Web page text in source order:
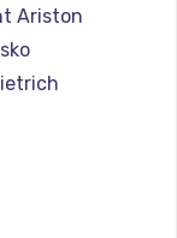
Ariston